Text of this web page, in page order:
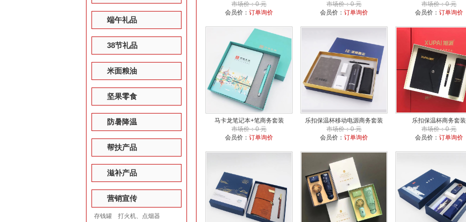
端午礼品
38节礼品
米面粮油
坚果零食
防暑降温
帮扶产品
滋补产品
营销宣传
存钱罐
打火机、点烟器
市场价：0 元
会员价： 订单询价
市场价：0 元
会员价： 订单询价
市场价：0 元
会员价： 订单询价
马卡龙笔记本+笔商务套装
市场价：0 元
会员价： 订单询价
乐扣保温杯移动电源商务套装
市场价：0 元
会员价： 订单询价
乐扣保温杯商务套装
市场价：0 元
会员价： 订单询价